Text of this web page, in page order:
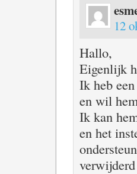
12
Hallo,
Eigenlijk
Ik heb
en wil
Ik kan
en het